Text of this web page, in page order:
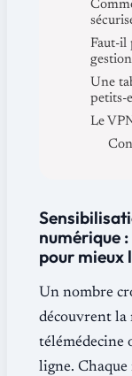
Faut-il
Une
petits-
Le
numérique
pour mieux
Un nombre
découvrent la
télémédecine
ligne.